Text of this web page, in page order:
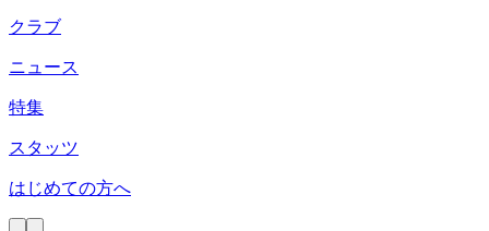
クラブ
ニュース
特集
スタッツ
はじめての方へ